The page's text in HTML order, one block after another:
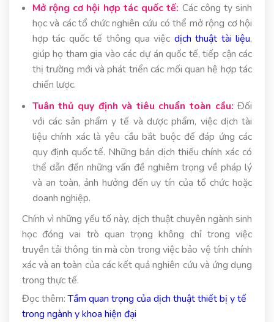
Mở rộng cơ hội hợp tác quốc tế: Các công ty sinh
học và các tổ chức nghiên cứu có thể mở rộng cơ hội
hợp tác quốc tế thông qua việc dịch thuật tài liệu,
giúp họ tham gia vào các dự án quốc tế, tiếp cận các
thị trường mới và phát triển các mối quan hệ hợp tác
chiến lược.
Tuân thủ quy định và tiêu chuẩn toàn cầu: Đối
với các sản phẩm y tế và dược phẩm, việc dịch tài
liệu chính xác là yêu cầu bắt buộc để đáp ứng các
quy định quốc tế. Những bản dịch thiếu chính xác có
thể dẫn đến những vấn đề nghiêm trọng về pháp lý
và an toàn, ảnh hưởng đến uy tín của tổ chức hoặc
doanh nghiệp.
Chính vì những yếu tố này, dịch thuật chuyên ngành sinh
học đóng vai trò quan trọng không chỉ trong việc
truyền tải thông tin mà còn trong việc bảo vệ tính chính
xác và an toàn của các kết quả nghiên cứu và ứng dụng
trong thực tế.
Đọc thêm:Tầm quan trọng của dịch thuật thiết bị y tế
trong ngành y khoa hiện đại